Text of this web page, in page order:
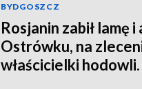
BYDGOSZCZ
Rosjanin zabił lamę
Ostrówku, na
właścicielki